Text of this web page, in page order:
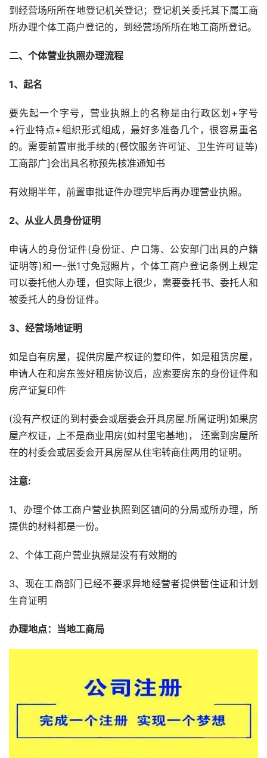
到经营场所所在地登记机关登记；登记机关委托其下属工商
所办理个体工商户登记的，到经营场所所在地工商所登记。
二、个体营业执照办理流程
1、起名
要先起一个字号，营业执照上的名称是由行政区划+字号
+行业特点+组织形式组成，最好多准备几个，很容易重名
的。需要前置审批手续的(餐饮服务许可证、卫生许可证等)
工商部广]会出具名称预先核准通知书
有效期半年，前置审批证件办理完毕后再办理营业执照。
2、从业人员身份证明
申请人的身份证件(身份证、户口簿、公安部门出具的户籍
证明等)和一-张1寸免冠照片，个体工商户登记条例上规定
可以委托他人办理，但实际上很少，需要委托书、委托人和
被委托人的身份证件。
3、经营场地证明
如是自有房屋，提供房屋产权证的复印件，如是租赁房屋，
申请人在和房东签好租房协议后，应索要房东的身份证件和
房产证复印件
(没有产权证的到村委会或居委会开具房屋.所属证明)如果房
屋产权证，上不是商业用房(如村里宅基地)， 还需到房屋所
在的村委会或居委会开具房屋从住宅转商住两用的证明。
注意:
1、办理个体工商户营业执照到区镇问的分局或所办理，所
提供的材料都是一份。
2、个体工商户营业执照是没有有效期的
3、现在工商部门已经不要求异地经营者提供暂住证和计划
生育证明
办理地点：当地工商局